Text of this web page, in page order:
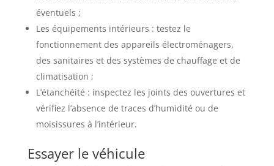
éventuels ;
Les équipements intérieurs : testez le
fonctionnement des appareils électroménagers,
des sanitaires et des systèmes de chauffage et de
climatisation ;
L’étanchéité : inspectez les joints des ouvertures et
vérifiez l’absence de traces d’humidité ou de
moisissures à l’intérieur.
Essayer le véhicule